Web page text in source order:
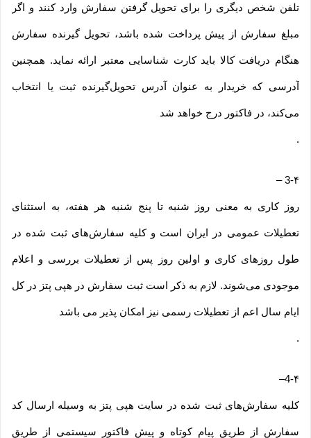
تلفن شخص دیگری را برای تحویل گرفتن سفارش وارد کنند و اگر
مبلغ سفارش از پیش پرداخت شده باشد، تحویل گیرنده سفارش
هنگام دریافت کالا باید کارت شناسایی معتبر ارائه نماید. همچنین
آدرسی که خریدار به عنوان آدرس تحویل‌گیرنده ثبت یا انتخاب
می‌کند، در فاکتور درج خواهد شد
.
3-۴–
روز کاری به معنی روز شنبه تا پنج شنبه هر هفته، به استثنای
تعطیلات عمومی در ایران است و کلیه سفارش‏‌های ثبت شده در
طول روزهای کاری و اولین روز پس از تعطیلات بررسی و اعلام
موجودی می‌‏شوند. لازم به ذکر است ثبت سفارش در هپی پتز در کل
ایام سال اعم از تعطیلات رسمی نیز امکان پذیر می باشد
.
4-۴–
کلیه سفارش‌‏های ثبت شده در سایت هپی پتز به وسیله ارسال کد
سفارش از طریق پیام کوتاه و پیش فاکتور سیستمی از طریق